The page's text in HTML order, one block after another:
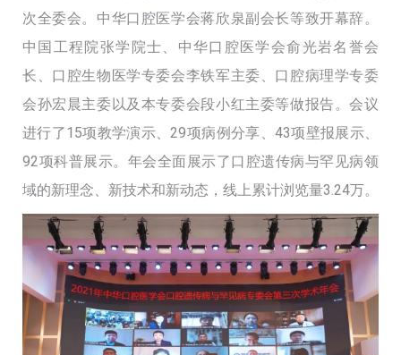
次全委会。中华口腔医学会蒋欣泉副会长等致开幕辞。
中国工程院张学院士、中华口腔医学会俞光岩名誉会
长、口腔生物医学专委会李铁军主委、口腔病理学专委
会孙宏晨主委以及本专委会段小红主委等做报告。会议
进行了15项教学演示、29项病例分享、43项壁报展示、
92项科普展示。年会全面展示了口腔遗传病与罕见病领
域的新理念、新技术和新动态，线上累计浏览量3.24万。